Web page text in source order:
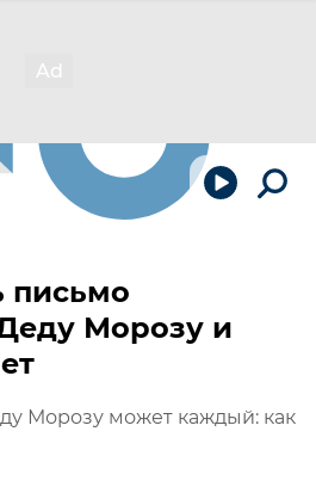
письмо
Морозу и
Морозу может каждый: как